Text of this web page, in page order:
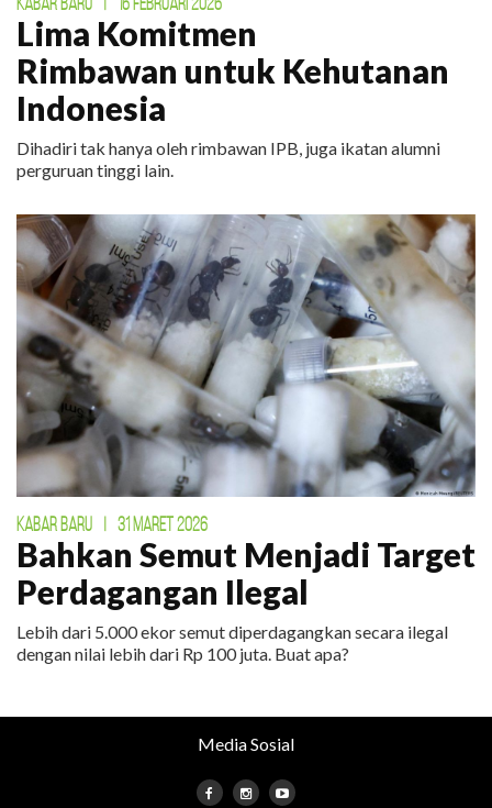
Lima Komitmen
Rimbawan untuk Kehutanan
Indonesia
Dihadiri tak hanya oleh rimbawan IPB, juga ikatan alumni
perguruan tinggi lain.
KABAR BARU 31 MARET 2026
Bahkan Semut Menjadi Target
Perdagangan Ilegal
Lebih dari 5.000 ekor semut diperdagangkan secara ilegal
dengan nilai lebih dari Rp 100 juta. Buat apa?
Media Sosial